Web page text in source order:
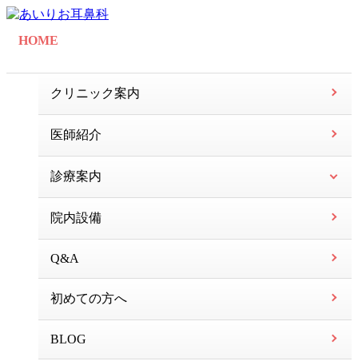
HOME
クリニック案内
医師紹介
診療案内
院内設備
Q&A
初めての方へ
BLOG